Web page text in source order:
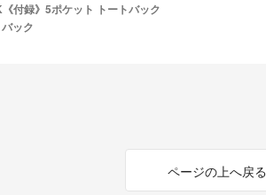
付録》5ポケット トートバック
ック
ページの上へ戻る